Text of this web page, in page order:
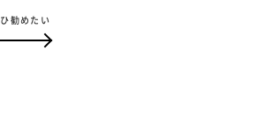
勧めたい